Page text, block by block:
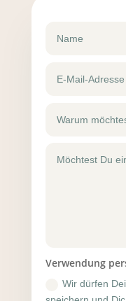
Verwendung
Wir dürfen